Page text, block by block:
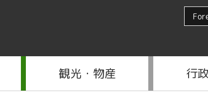
観光・物産 行